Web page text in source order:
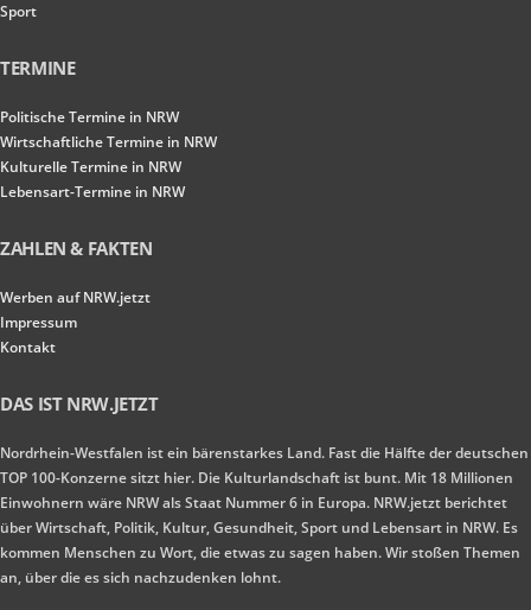
Sport
TERMINE
Politische Termine in NRW
Wirtschaftliche Termine in NRW
Kulturelle Termine in NRW
Lebensart-Termine in NRW
ZAHLEN & FAKTEN
Werben auf NRW.jetzt
Impressum
Kontakt
DAS IST NRW.JETZT
Nordrhein-Westfalen ist ein bärenstarkes Land. Fast die Hälfte der deutschen
TOP 100-Konzerne sitzt hier. Die Kulturlandschaft ist bunt. Mit 18 Millionen
Einwohnern wäre NRW als Staat Nummer 6 in Europa. NRW.jetzt berichtet
über Wirtschaft, Politik, Kultur, Gesundheit, Sport und Lebensart in NRW. Es
kommen Menschen zu Wort, die etwas zu sagen haben. Wir stoßen Themen
an, über die es sich nachzudenken lohnt.